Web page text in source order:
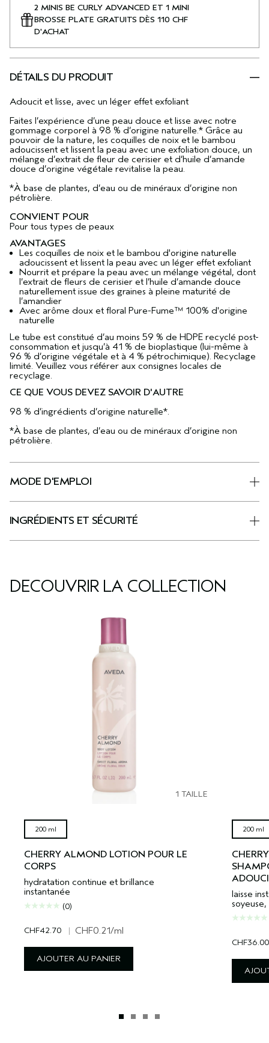
2 MINIS BE CURLY ADVANCED ET 1 MINI
BROSSE PLATE GRATUITS DÈS 110 CHF
D'ACHAT
DÉTAILS DU PRODUIT
Adoucit et lisse, avec un léger effet exfoliant
Faites l’expérience d’une peau douce et lisse avec notre
gommage corporel à 98 % d’origine naturelle.* Grâce au
pouvoir de la nature, les coquilles de noix et le bambou
adoucissent et lissent la peau avec une exfoliation douce, un
mélange d’extrait de fleur de cerisier et d’huile d’amande
douce d’origine végétale revitalise la peau.
*À base de plantes, d’eau ou de minéraux d’origine non
pétrolière.
CONVIENT POUR
Pour tous types de peaux
AVANTAGES
Les coquilles de noix et le bambou d'origine naturelle
adoucissent et lissent la peau avec un léger effet exfoliant
Nourrit et prépare la peau avec un mélange végétal, dont
l’extrait de fleurs de cerisier et l’huile d’amande douce
naturellement issue des graines à pleine maturité de
l’amandier
Avec arôme doux et floral Pure-Fume™ 100% d'origine
naturelle
Le tube est constitué d’au moins 59 % de HDPE recyclé post-
consommation et jusqu’à 41 % de bioplastique (lui-même à
96 % d’origine végétale et à 4 % pétrochimique). Recyclage
limité. Veuillez vous référer aux consignes locales de
recyclage.
CE QUE VOUS DEVEZ SAVOIR D'AUTRE
98 % d’ingrédients d’origine naturelle*.
*À base de plantes, d’eau ou de minéraux d’origine non
pétrolière.
MODE D'EMPLOI
INGRÉDIENTS ET SÉCURITÉ
DÉCOUVRIR LA COLLECTION
1 TAILLE
200 ml
CHERRY ALMOND LOTION POUR LE
CORPS
hydratation continue et brillance
instantanée
(0)
CHF42.70 | CHF0.21/ml
AJOUTER AU PANIER
200 ml
laisse
CHF36.00